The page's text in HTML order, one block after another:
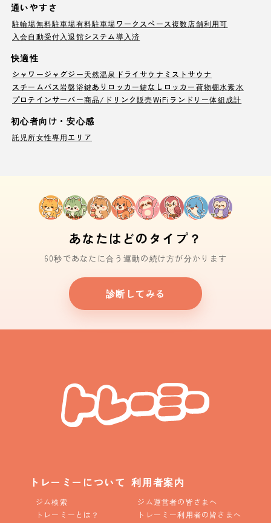
通いやすさ
駐輪場無料駐車場有料駐車場ワークスペース複数店舗利用可
入会自動受付 入退館システム導入済
快適性
シャワージャグジー天然温泉 ドライサウナ ミストサウナ
スチームバス岩盤浴鍵ありロッカー鍵なしロッカー荷物棚水素水
プロテインサーバー商品/ドリンク販売WiFi ランドリー体組成計
初心者向け・安心感
託児所女性専用エリア
あなたはどのタイプ？
60秒であなたに合う運動の続け方が分かります
診断してみる
トレーミーについて
ジム検索
トレーミーとは？
利用者案内
ジム運営者の皆さまへ
トレーミー利用者の皆さまへ